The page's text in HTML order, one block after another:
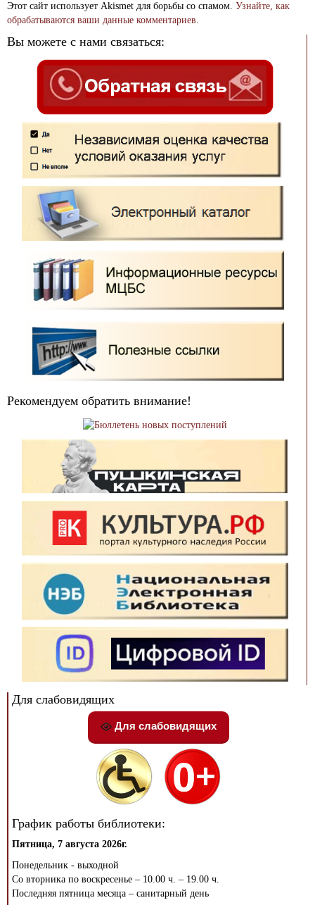
Этот сайт использует Akismet для борьбы со спамом. Узнайте, как
обрабатываются ваши данные комментариев.
Вы можете с нами связаться:
Рекомендуем обратить внимание!
Для слабовидящих
Для слабовидящих
График работы библиотеки:
Пятница, 7 августа 2026г.
Понедельник - выходной
Со вторника по воскресенье – 10.00 ч. – 19.00 ч.
Последняя пятница месяца – санитарный день